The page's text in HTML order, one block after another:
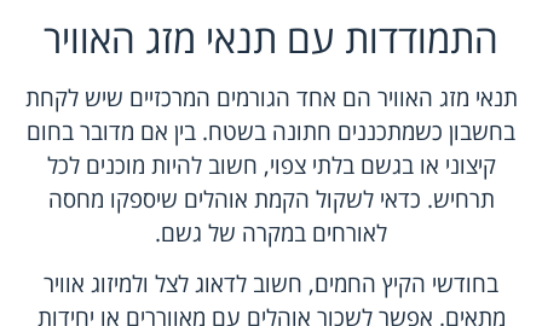
התמודדות עם תנאי מזג האוויר
תנאי מזג האוויר הם אחד הגורמים המרכזיים שיש לקחת
בחשבון כשמתכננים חתונה בשטח. בין אם מדובר בחום
קיצוני או בגשם בלתי צפוי, חשוב להיות מוכנים לכל
תרחיש. כדאי לשקול הקמת אוהלים שיספקו מחסה
לאורחים במקרה של גשם.
בחודשי הקיץ החמים, חשוב לדאוג לצל ולמיזוג אוויר
מתאים. אפשר לשכור אוהלים עם מאווררים או יחידות